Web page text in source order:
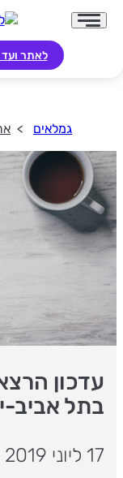
לאתר ועד
גמלאים
עדכון
בתל אביב-
17 ליוני 2019